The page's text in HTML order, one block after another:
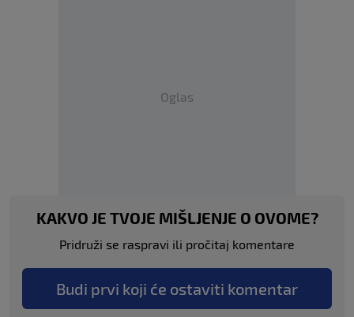
Oglas
KAKVO JE TVOJE MIŠLJENJE O OVOME?
Pridruži se raspravi ili pročitaj komentare
Budi prvi koji će ostaviti komentar